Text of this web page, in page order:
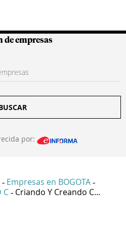
Colombianas
de empresas
por:
- Empresas en BOGOTA -
C - Criando Y Creando C...